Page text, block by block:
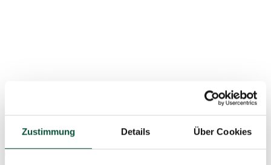
Zustimmung Details Über Cookies
Kunstpflanze Olivenbaum 150cm